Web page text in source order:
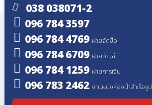
038 038071-2
096 784 3597
096 784 4769 ฝ่ายจัดซื้อ
096 784 6709 ฝ่ายบัญชี
096 784 1259 ฝ่ายการเงิน
096 783 2462 งานผนังห้องน้ำสำเร็จรูป